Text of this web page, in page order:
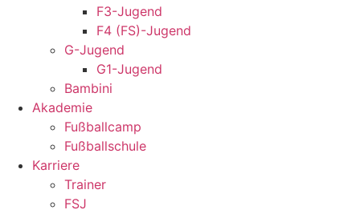
F3-Jugend
F4 (FS)-Jugend
G-Jugend
G1-Jugend
Bambini
Akademie
Fußballcamp
Fußballschule
Karriere
Trainer
FSJ